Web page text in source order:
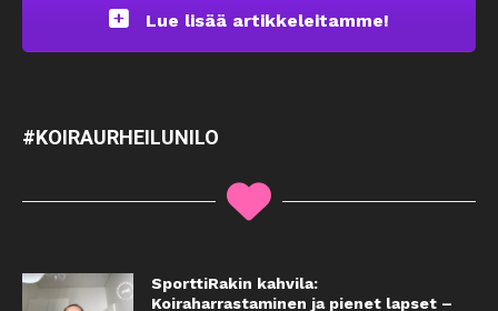
Lue lisää artikkeleitamme!
#KOIRAURHEILUNILO
SporttiRakin kahvila:
Koiraharrastaminen ja pienet lapset –